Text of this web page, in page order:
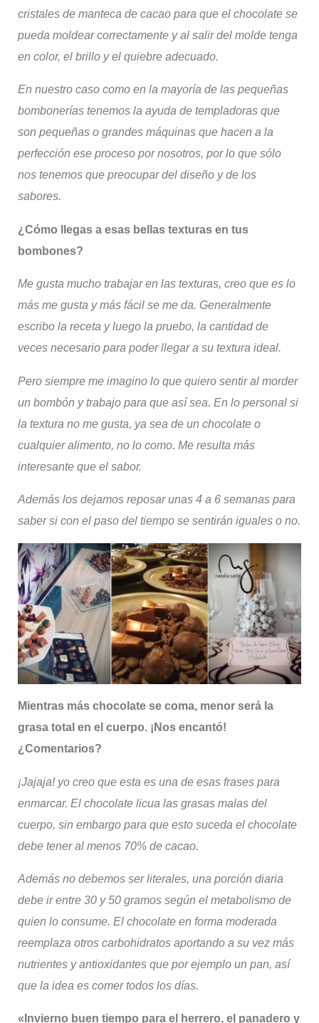
cristales de manteca de cacao para que el chocolate se
pueda moldear correctamente y al salir del molde tenga
en color, el brillo y el quiebre adecuado.
En nuestro caso como en la mayoría de las pequeñas
bombonerías tenemos la ayuda de templadoras que
son pequeñas o grandes máquinas que hacen a la
perfección ese proceso por nosotros, por lo que sólo
nos tenemos que preocupar del diseño y de los
sabores.
¿Cómo llegas a esas bellas texturas en tus
bombones?
Me gusta mucho trabajar en las texturas, creo que es lo
más me gusta y más fácil se me da. Generalmente
escribo la receta y luego la pruebo, la cantidad de
veces necesario para poder llegar a su textura ideal.
Pero siempre me imagino lo que quiero sentir al morder
un bombón y trabajo para que así sea. En lo personal si
la textura no me gusta, ya sea de un chocolate o
cualquier alimento, no locomo. Me resulta más
interesante que el sabor.
Además los dejamos reposar unas 4 a 6 semanas para
saber si con el paso del tiempo se sentirán iguales o no.
Mientras más chocolate se coma, menor será la
grasa total en el cuerpo. ¡Nos encantó!
¿Comentarios?
¡Jajaja!yo creo que esta es una de esas frases para
enmarcar. El chocolate licua las grasas malas del
cuerpo, sin embargo para que esto suceda el chocolate
debe tener al menos 70% de cacao.
Además no debemos ser literales, una porción diaria
debe ir entre 30 y 50 gramos según el metabolismo de
quien lo consume.El chocolate en forma moderada
reemplaza otros carbohidratos aportando a su vez más
nutrientes y antioxidantes que por ejemplo un pan, así
que la idea es comer todos los días.
«Invierno buen tiempo para el herrero, el panadero y